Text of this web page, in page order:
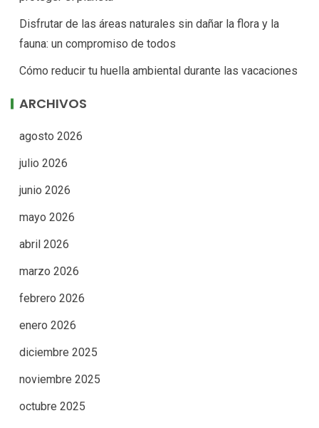
Disfrutar de las áreas naturales sin dañar la flora y la
fauna: un compromiso de todos
Cómo reducir tu huella ambiental durante las vacaciones
ARCHIVOS
agosto 2026
julio 2026
junio 2026
mayo 2026
abril 2026
marzo 2026
febrero 2026
enero 2026
diciembre 2025
noviembre 2025
octubre 2025